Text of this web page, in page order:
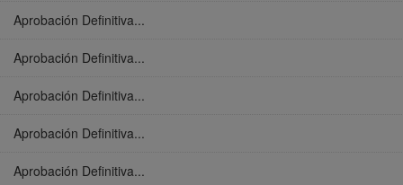
Aprobación Definitiva...
Aprobación Definitiva...
Aprobación Definitiva...
Aprobación Definitiva...
Aprobación Definitiva...